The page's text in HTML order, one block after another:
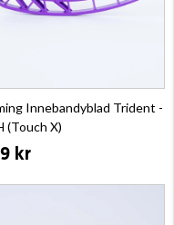
Innebandyblad Trident -
(Touch X)
kr